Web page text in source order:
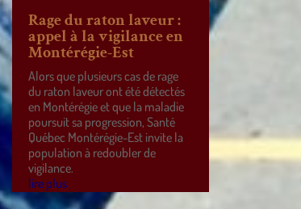
Rage du raton laveur :
appel à la vigilance en
Montérégie-Est
Alors que plusieurs cas de rage
du raton laveur ont été détectés
en Montérégie et que la maladie
poursuit sa progression, Santé
Québec Montérégie-Est invite la
population à redoubler de
vigilance.
lire plus